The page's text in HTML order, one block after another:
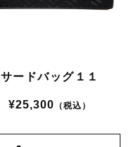
サードバッグ１１
¥25,300 （税込）